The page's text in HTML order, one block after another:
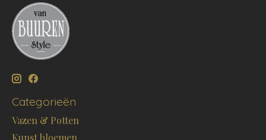
Categorieën
Vazen & Potten